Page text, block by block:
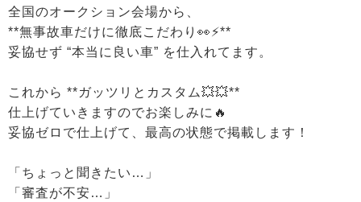
全国のオークション会場から、
**無事故車だけに徹底こだわり👀⚡️**
妥協せず “本当に良い車” を仕入れてます。
これから **ガッツリとカスタム💥💥**
仕上げていきますのでお楽しみに🔥
妥協ゼロで仕上げて、最高の状態で掲載します！
「ちょっと聞きたい…」
「審査が不安…」